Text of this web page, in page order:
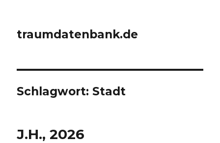
traumdatenbank.de
Schlagwort: Stadt
J.H., 2026